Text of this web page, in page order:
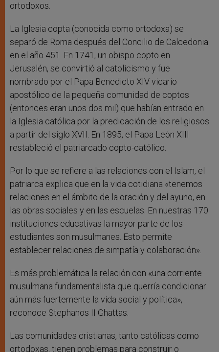
ortodoxos.
La Iglesia copta (conocida como ortodoxa) se
separó de Roma después del Concilio de Calcedonia
en el año 451. En 1741, un obispo copto en
Jerusalén, se convirtió al catolicismo y fue
nombrado por el Papa Benedicto XIV vicario
apostólico de la pequeña comunidad de coptos
(entonces eran unos dos mil) que habían entrado en
la Iglesia católica por la predicación de los religiosos
a partir del siglo XVII. En 1895, el Papa León XIII
restableció el patriarcado copto-católico.
Por lo que se refiere a las relaciones con el Islam, el
patriarca explica que en la vida cotidiana «tenemos
relaciones en el ámbito de la oración y del ayuno, en
las obras sociales y en las escuelas. En nuestras 170
instituciones educativas la mayor parte de los
estudiantes son musulmanes. Esto permite
establecer relaciones de simpatía y colaboración».
Es más problemática la relación con «una corriente
musulmana fundamentalista que querría condicionar
aún más fuertemente la vida social y política»,
reconoce Stephanos II Ghattas.
Las comunidades cristianas, tanto católicas como
ortodoxas, tienen problemas para construir o